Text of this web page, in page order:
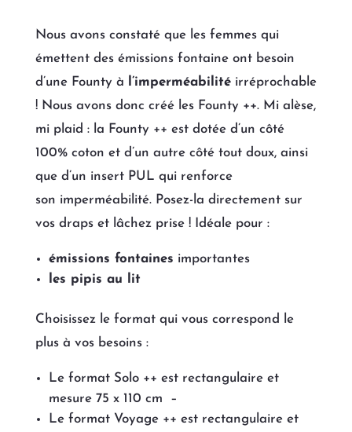
Nous avons constaté que les femmes qui
émettent des émissions fontaine ont besoin
d’une Founty à
l’imperméabilitéirréprochable
! Nous avons donc créé les Founty ++. Mi alèse,
mi plaid : la Founty ++ est dotée d’un côté
100% coton et d’un autre côté tout doux, ainsi
que d’un insert PUL qui renforce
son imperméabilité.Posez-la directement sur
vos draps et lâchez prise ! Idéale pour :
émissions fontaines importantes
les pipis au lit
Choisissez le format qui vous correspond le
plus à vos besoins :
Le format Solo ++ est rectangulaire et
mesure 75 x 110 cm –
Le format Voyage ++ est rectangulaire et